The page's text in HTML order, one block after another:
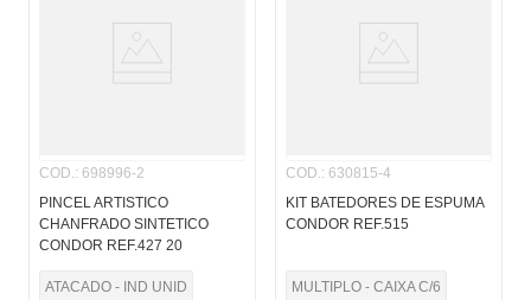
COD.: 698996-2
PINCEL ARTISTICO
CHANFRADO SINTETICO
CONDOR REF.427 20
ATACADO - IND UNID
COD.: 630815-4
KIT BATEDORES DE ESPUMA
CONDOR REF.515
MULTIPLO - CAIXA C/6